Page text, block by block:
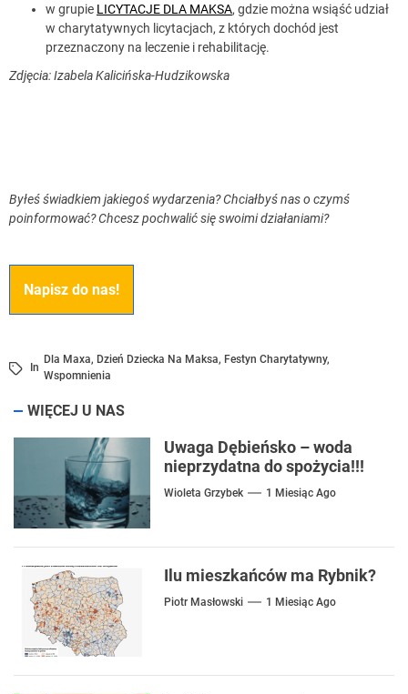
w grupie LICYTACJE DLA MAKSA, gdzie można wsiąść udział
w charytatywnych licytacjach, z których dochód jest
przeznaczony na leczenie i rehabilitację.
Zdjęcia: Izabela Kalicińska-Hudzikowska
Byłeś świadkiem jakiegoś wydarzenia? Chciałbyś nas o czymś
poinformować? Chcesz pochwalić się swoimi działaniami?
Napisz do nas!
In
Dla Maxa, Dzień Dziecka Na Maksa, Festyn Charytatywny,
Wspomnienia
WIĘCEJ U NAS
Uwaga Dębieńsko – woda
nieprzydatna do spożycia!!!
Wioleta Grzybek 1 Miesiąc Ago
Ilu mieszkańców ma Rybnik?
Piotr Masłowski 1 Miesiąc Ago